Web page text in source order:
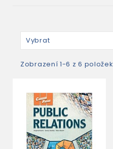
Vybrat
Zobrazení 1-6 z 6 položek